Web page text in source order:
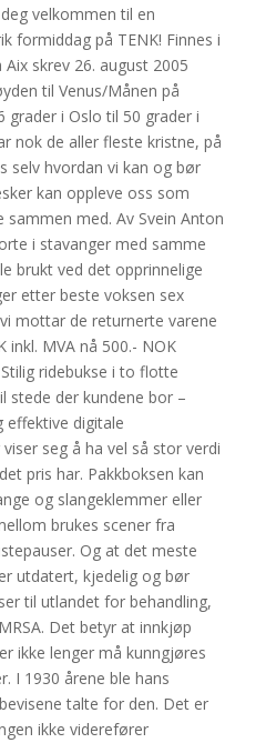
velkommen til en
formiddag på TENK! Finnes i
skrev 26. august 2005
til Venus/Månen på
grader i Oslo til 50 grader i
nok de aller fleste kristne, på
selv hvordan vi kan og bør
kan oppleve oss som
med. Av Svein Anton
i stavanger med samme
brukt ved det opprinnelige
etter beste voksen sex
mottar de returnerte varene
inkl. MVA nå 500.- NOK
ridebukse i to flotte
stede der kundene bor –
digitale
seg å ha vel så stor verdi
pris har. Pakkboksen kan
og slangeklemmer eller
brukes scener fra
Og at det meste
utdatert, kjedelig og bør
til utlandet for behandling,
Det betyr at innkjøp
ikke lenger må kunngjøres
I 1930 årene ble hans
talte for den. Det er
ikke viderefører